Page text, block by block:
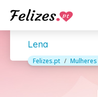
Lena
Felizes.pt Mulheres